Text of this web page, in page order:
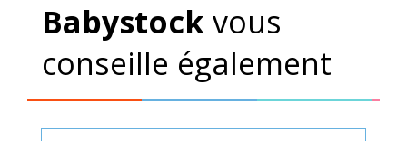
Babystockvous
conseille également